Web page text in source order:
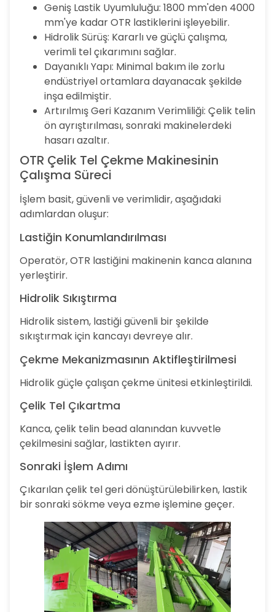
Geniş Lastik Uyumluluğu: 1800 mm'den 4000
mm'ye kadar OTR lastiklerini işleyebilir.
Hidrolik Sürüş: Kararlı ve güçlü çalışma,
verimli tel çıkarımını sağlar.
Dayanıklı Yapı: Minimal bakım ile zorlu
endüstriyel ortamlara dayanacak şekilde
inşa edilmiştir.
Artırılmış Geri Kazanım Verimliliği: Çelik telin
ön ayrıştırılması, sonraki makinelerdeki
hasarı azaltır.
OTR Çelik Tel Çekme Makinesinin
Çalışma Süreci
İşlem basit, güvenli ve verimlidir, aşağıdaki
adımlardan oluşur:
Lastiğin Konumlandırılması
Operatör, OTR lastiğini makinenin kanca alanına
yerleştirir.
Hidrolik Sıkıştırma
Hidrolik sistem, lastiği güvenli bir şekilde
sıkıştırmak için kancayı devreye alır.
Çekme Mekanizmasının Aktifleştirilmesi
Hidrolik güçle çalışan çekme ünitesi etkinleştirildi.
Çelik Tel Çıkartma
Kanca, çelik telin bead alanından kuvvetle
çekilmesini sağlar, lastikten ayırır.
Sonraki İşlem Adımı
Çıkarılan çelik tel geri dönüştürülebilirken, lastik
bir sonraki sökme veya ezme işlemine geçer.